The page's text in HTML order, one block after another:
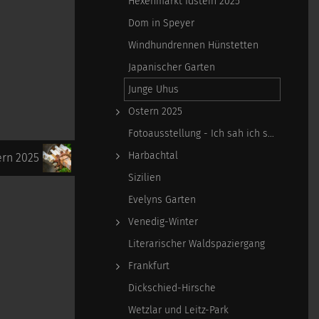
2025
Dom in Speyer
Windhundrennen Hünstetten
Japanischer Garten
Junge Uhus
Ostern 2025
Fotoausstellung - Ich sah ich sehe
Harbachtal
Sizilien
Evelyns Garten
Venedig-Winter
Literarischer Waldspaziergang
Frankfurt
Dickschied-Hirsche
Wetzlar und Leitz-Park